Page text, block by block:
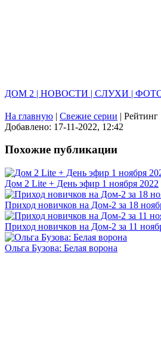
ДОМ 2 | НОВОСТИ | СЛУХИ |
На главную | Свежие серии | Рейтинг
Добавлено: 17-11-2022, 12:42
Похожие публикации
Дом 2 Lite + День эфир 1 ноября 2022
Приход новичков на Дом-2 за 18
Приход новичков на Дом-2 за 11
Ольга Бузова: Белая ворона